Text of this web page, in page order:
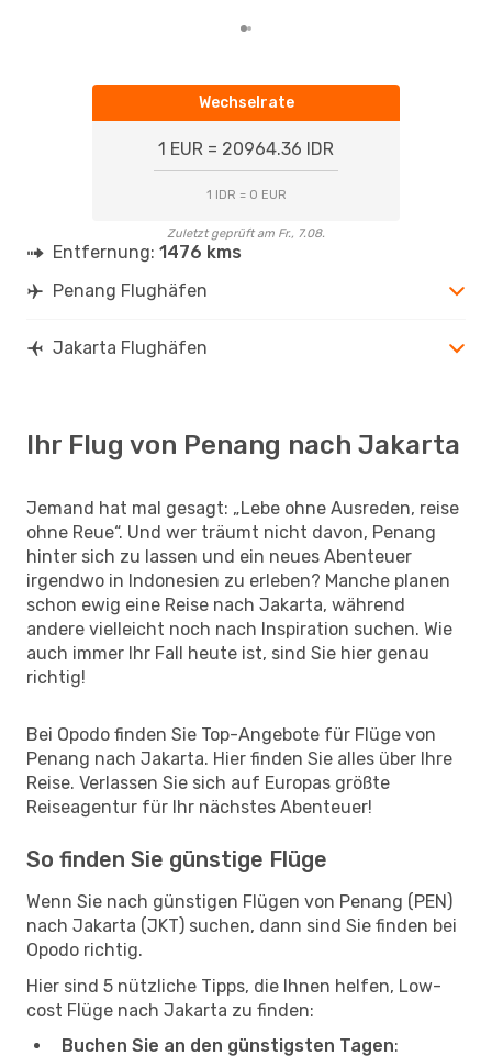
Wechselrate
1 EUR = 20964.36 IDR
1 IDR = 0 EUR
Zuletzt geprüft am Fr., 7.08.
Entfernung: 1476 kms
Penang Flughäfen
Jakarta Flughäfen
Ihr Flug von Penang nach Jakarta
Jemand hat mal gesagt: „Lebe ohne Ausreden, reise
ohne Reue“. Und wer träumt nicht davon, Penang
hinter sich zu lassen und ein neues Abenteuer
irgendwo in Indonesien zu erleben? Manche planen
schon ewig eine Reise nach Jakarta, während
andere vielleicht noch nach Inspiration suchen. Wie
auch immer Ihr Fall heute ist, sind Sie hier genau
richtig!
Bei Opodo finden Sie Top-Angebote für Flüge von
Penang nach Jakarta. Hier finden Sie alles über Ihre
Reise. Verlassen Sie sich auf Europas größte
Reiseagentur für Ihr nächstes Abenteuer!
So finden Sie günstige Flüge
Wenn Sie nach günstigen Flügen von Penang (PEN)
nach Jakarta (JKT) suchen, dann sind Sie finden bei
Opodo richtig.
Hier sind 5 nützliche Tipps, die Ihnen helfen, Low-
cost Flüge nach Jakarta zu finden:
Buchen Sie an den günstigsten Tagen: